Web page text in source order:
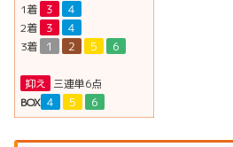
1着
３
４
2着
３
４
3着
１ ２ ５ ６
抑え 三連単6点
BOX ４ ５ ６